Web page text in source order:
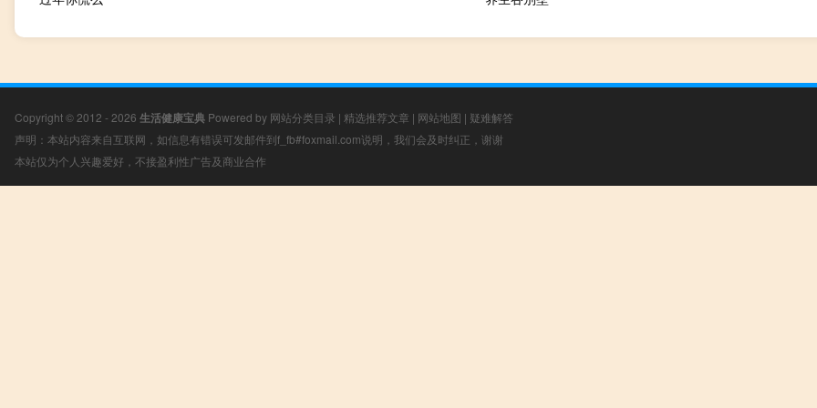
Copyright © 2012 - 2026 生活健康宝典 Powered by 网站分类目录 | 精选推荐文章 | 网站地图 | 疑难解答
声明：本站内容来自互联网，如信息有错误可发邮件到f_fb#foxmail.com说明，我们会及时纠正，谢谢
本站仅为个人兴趣爱好，不接盈利性广告及商业合作